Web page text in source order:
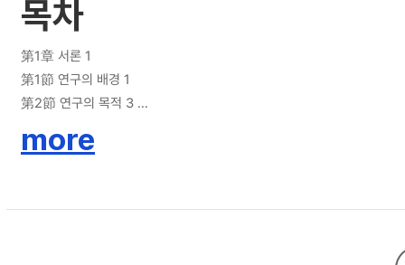
목차
第1章 서론 1
第1節 연구의 배경 1
第2節 연구의 목적 3
more